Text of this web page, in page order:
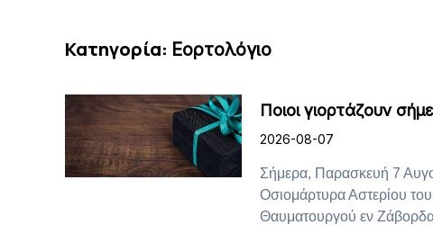
Κατηγορία: Εορτολόγιο
Ποιοι γιορτάζουν
2026-08-07
Σήμερα, Παρασκευή 7
Οσιομάρτυρα Αστερίου
Θαυματουργού εν